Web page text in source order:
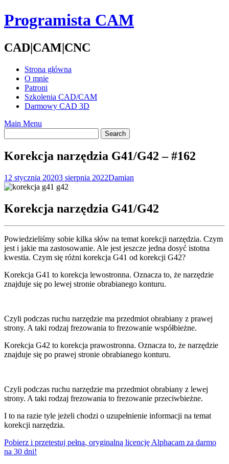
Skip
to
Programista CAM
CAD|CAM|CNC
Strona główna
O mnie
Patroni
Szkolenia CAD/CAM
Darmowy CAD 3D
Main Menu
Korekcja narzędzia G41/G42 – #162
12 stycznia 20203 sierpnia 2022Damian
Korekcja narzędzia G41/G42
Powiedzieliśmy sobie kilka słów na temat korekcji narzędzia. Czym
jest i jakie ma zastosowanie. Ale jest jeszcze jedna dosyć istotna
kwestia. Czym się różni korekcja G41 od korekcji G42?
Korekcja G41 to korekcja lewostronna. Oznacza to, że narzędzie
znajduje się po lewej stronie obrabianego konturu.
Czyli podczas ruchu narzędzie ma przedmiot obrabiany z prawej
strony. A taki rodzaj frezowania to frezowanie współbieżne.
Korekcja G42 to korekcja prawostronna. Oznacza to, że narzędzie
znajduje się po prawej stronie obrabianego konturu.
Czyli podczas ruchu narzędzie ma przedmiot obrabiany z lewej
strony. A taki rodzaj frezowania to frezowanie przeciwbieżne.
I to na razie tyle jeżeli chodzi o uzupełnienie informacji na temat
korekcji narzędzia.
Pobierz i przetestuj pełną, oryginalną licencję Alphacam za darmo
na 30 dni!